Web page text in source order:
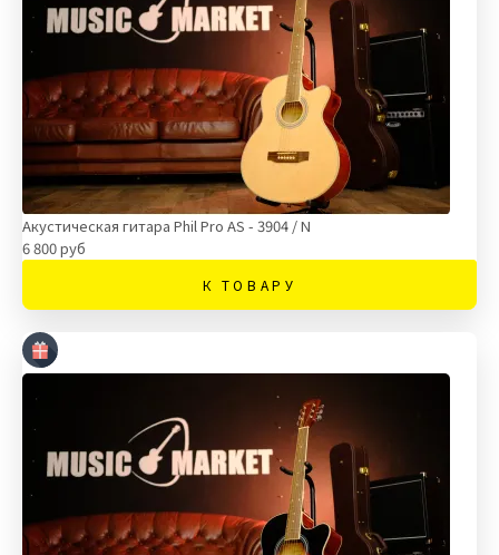
Акустическая гитара Phil Pro AS - 3904 / N
6 800 руб
К ТОВАРУ